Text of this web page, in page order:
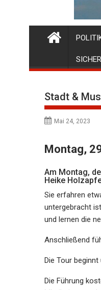
Stadt &
Mai 24, 2023
Montag,
Am Montag,
Heike
Sie erfahren
untergebracht
und lernen die
Anschließend
Die Tour beginnt
Die Führung